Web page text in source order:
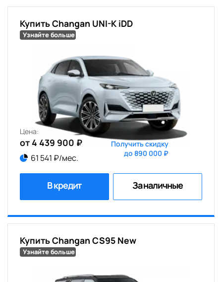
Купить Changan UNI-K iDD
Узнайте больше
Цена:
от 4 439 900 ₽
61 541 ₽/мес.
Получить скидку
до 890 000 ₽
В кредит За наличные
Купить Changan CS95 New
Узнайте больше